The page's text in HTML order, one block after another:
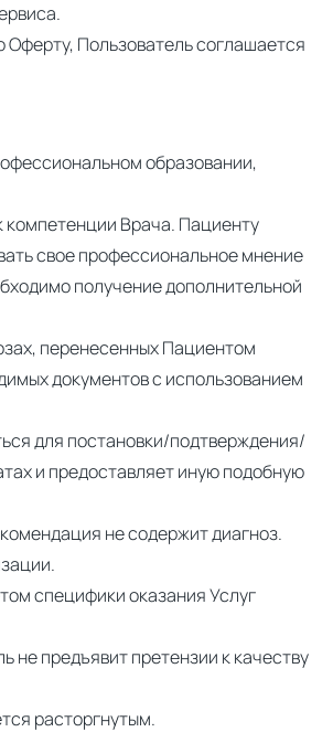
Пользователь соглашается
образовании,
компетенции Врача. Пациенту
свое профессиональное мнение
получение дополнительной
перенесенных Пациентом
документов с использованием
для постановки/подтверждения/
и предоставляет иную подобную
не содержит диагноз.
специфики оказания Услуг
предъявит претензии к качеству
расторгнутым.